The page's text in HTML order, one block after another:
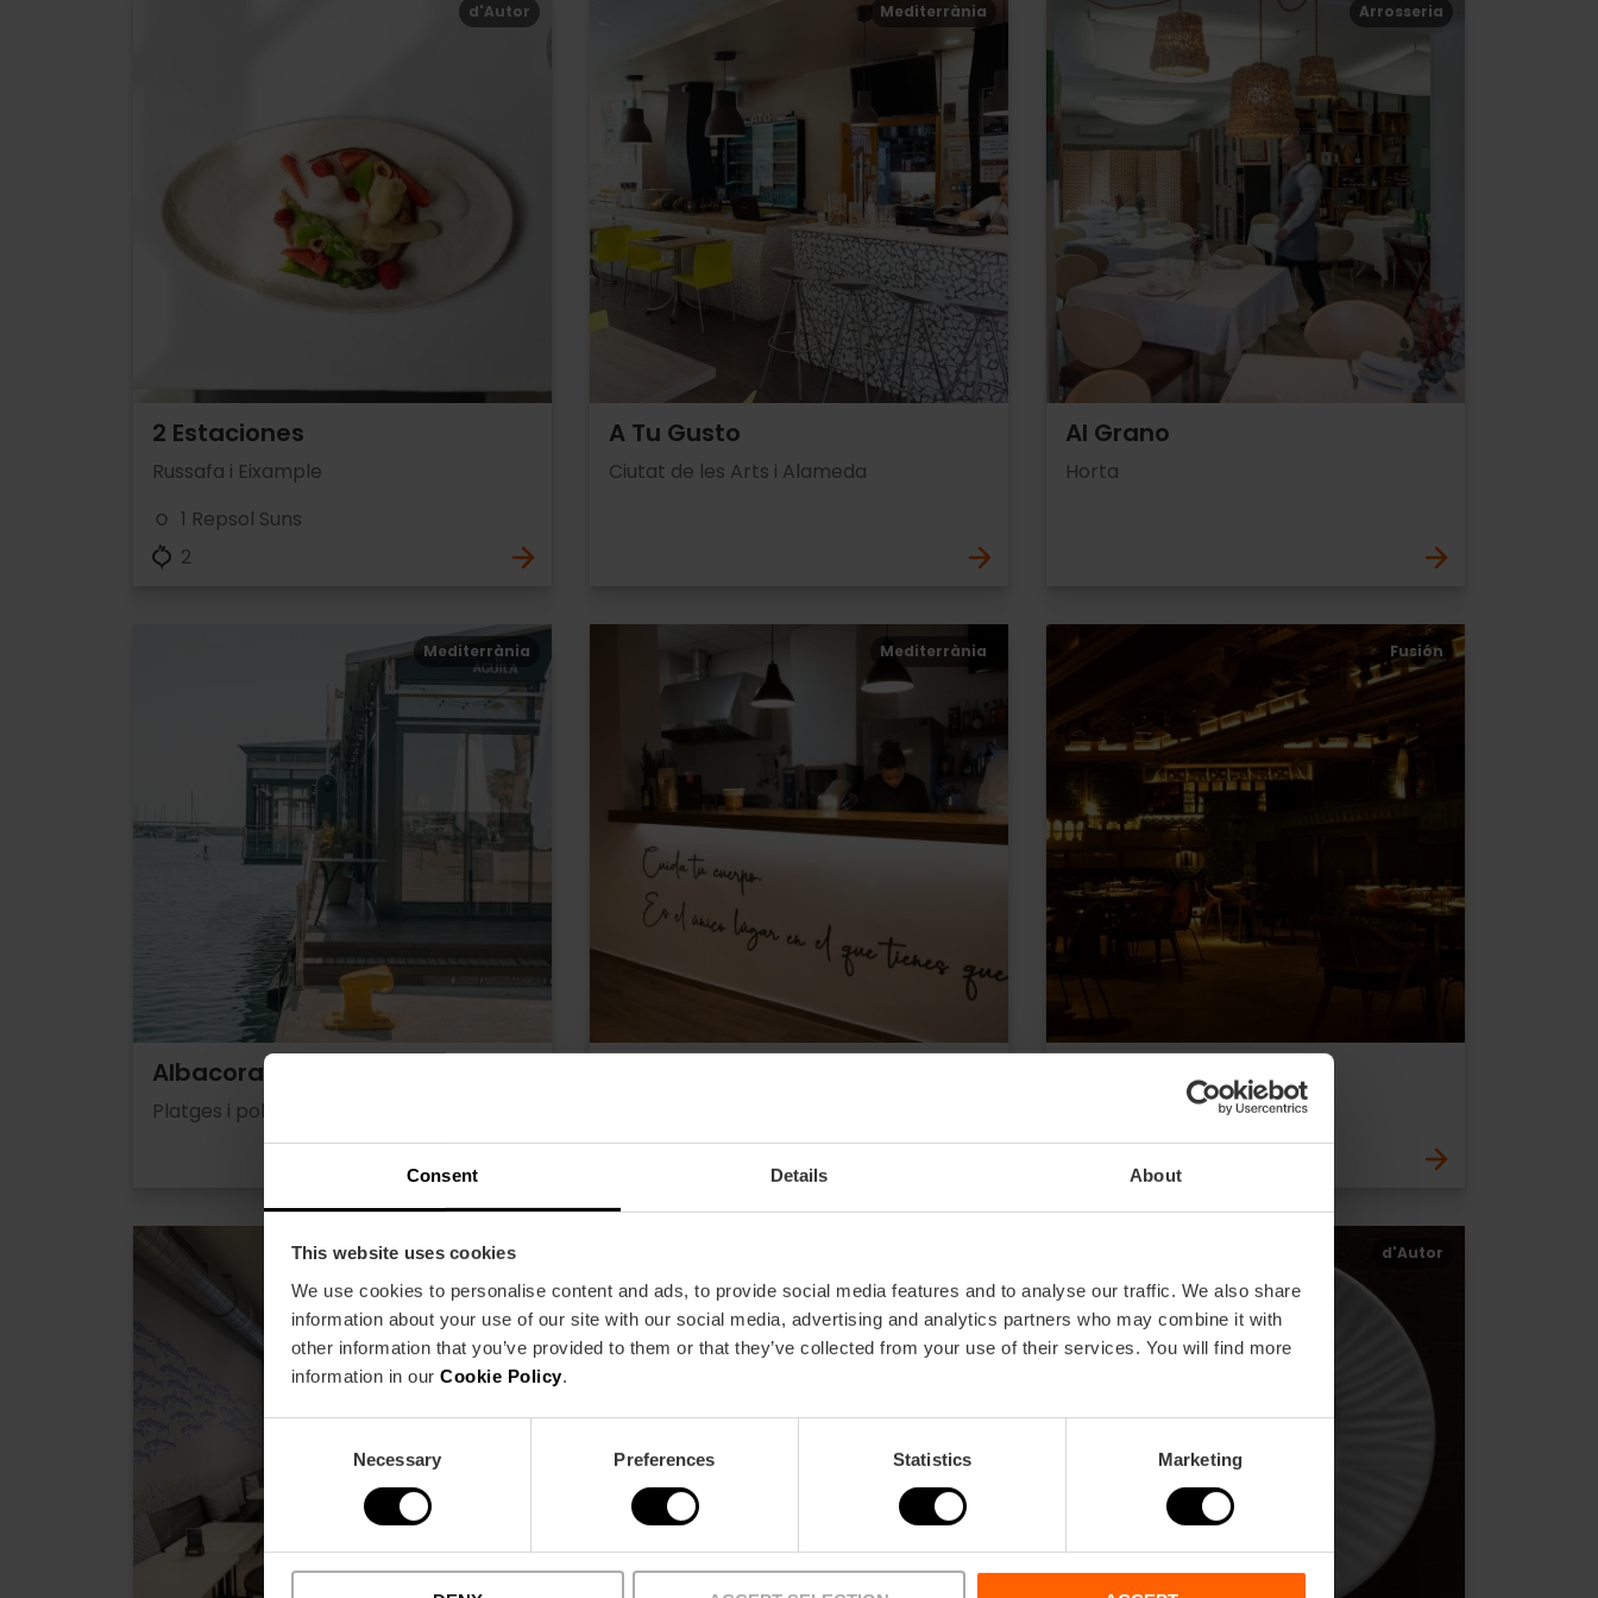
Consent Details About
This website uses cookies
We use cookies to personalise content and ads, to provide social media features and to analyse our traffic. We also share
information about your use of our site with our social media, advertising and analytics partners who may combine it with
other information that you’ve provided to them or that they’ve collected from your use of their services. You will find more
information in our Cookie Policy
Necessary Preferences Statistics Marketing
2 Estaciones
Russafa i Eixample
1 Repsol Suns
2
d'Autor
A Tu Gusto
Ciutat de les Arts i Alameda
Mediterrània
Al Grano
Horta
Arrosseria
Albacora
Platges i poblats marítims
Mediterrània Mediterrània
Ciutat de les Arts i Alameda
Fusión
Mediterrània d'Autor